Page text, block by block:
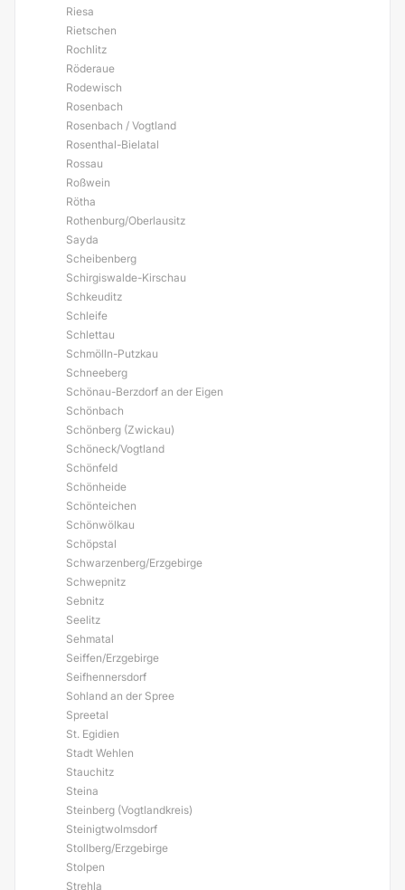
Riesa
Rietschen
Rochlitz
Röderaue
Rodewisch
Rosenbach
Rosenbach / Vogtland
Rosenthal-Bielatal
Rossau
Roßwein
Rötha
Rothenburg/Oberlausitz
Sayda
Scheibenberg
Schirgiswalde-Kirschau
Schkeuditz
Schleife
Schlettau
Schmölln-Putzkau
Schneeberg
Schönau-Berzdorf an der Eigen
Schönbach
Schönberg (Zwickau)
Schöneck/Vogtland
Schönfeld
Schönheide
Schönteichen
Schönwölkau
Schöpstal
Schwarzenberg/Erzgebirge
Schwepnitz
Sebnitz
Seelitz
Sehmatal
Seiffen/Erzgebirge
Seifhennersdorf
Sohland an der Spree
Spreetal
St. Egidien
Stadt Wehlen
Stauchitz
Steina
Steinberg (Vogtlandkreis)
Steinigtwolmsdorf
Stollberg/Erzgebirge
Stolpen
Strehla